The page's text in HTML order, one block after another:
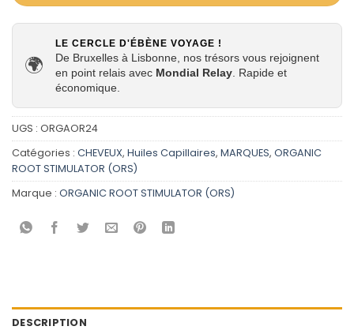
🌍
LE CERCLE D'ÉBÈNE VOYAGE !
De Bruxelles à Lisbonne, nos trésors vous rejoignent
en point relais avec Mondial Relay . Rapide et
économique.
UGS : ORGAOR24
Catégories : CHEVEUX, Huiles Capillaires, MARQUES, ORGANIC
ROOT STIMULATOR (ORS)
Marque : ORGANIC ROOT STIMULATOR (ORS)
DESCRIPTION